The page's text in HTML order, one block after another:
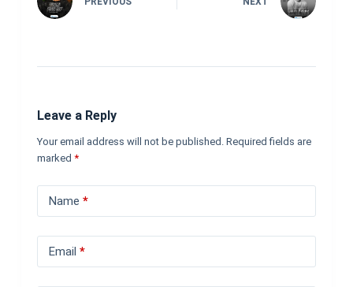
Leave a Reply
Your email address will not be published. Required fields are
marked *
Name *
Email *